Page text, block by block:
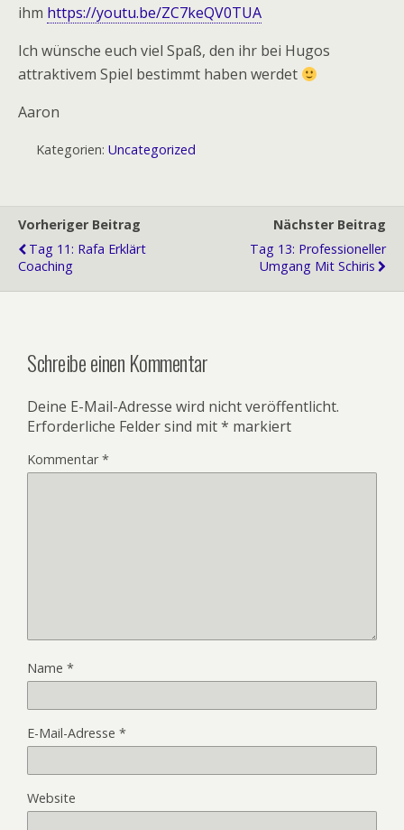
ihm https://youtu.be/ZC7keQV0TUA
Ich wünsche euch viel Spaß, den ihr bei Hugos
attraktivem Spiel bestimmt haben werdet
Aaron
Kategorien: Uncategorized
Vorheriger Beitrag
Tag 11: Rafa Erklärt
Coaching
Nächster Beitrag
Tag 13: Professioneller
Umgang Mit Schiris
Schreibe einen Kommentar
Deine E-Mail-Adresse wird nicht veröffentlicht.
Erforderliche Felder sind mit* markiert
Kommentar*
Name *
E-Mail-Adresse *
Website